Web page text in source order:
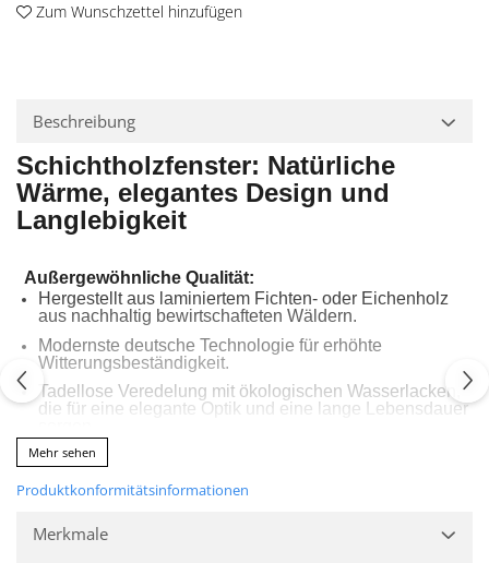
Zum Wunschzettel hinzufügen
Beschreibung
Schichtholzfenster: Natürliche
Wärme, elegantes Design und
Langlebigkeit
Außergewöhnliche Qualität:
Hergestellt aus laminiertem Fichten- oder Eichenholz
aus nachhaltig bewirtschafteten Wäldern.
Modernste deutsche Technologie für erhöhte
Witterungsbeständigkeit.
Tadellose Veredelung mit ökologischen Wasserlacken,
die für eine elegante Optik und eine lange Lebensdauer
Energieeffizienz:
EUROFALZ 68 und 78 Profile,
Mehr sehen
Produktkonformitätsinformationen
Merkmale